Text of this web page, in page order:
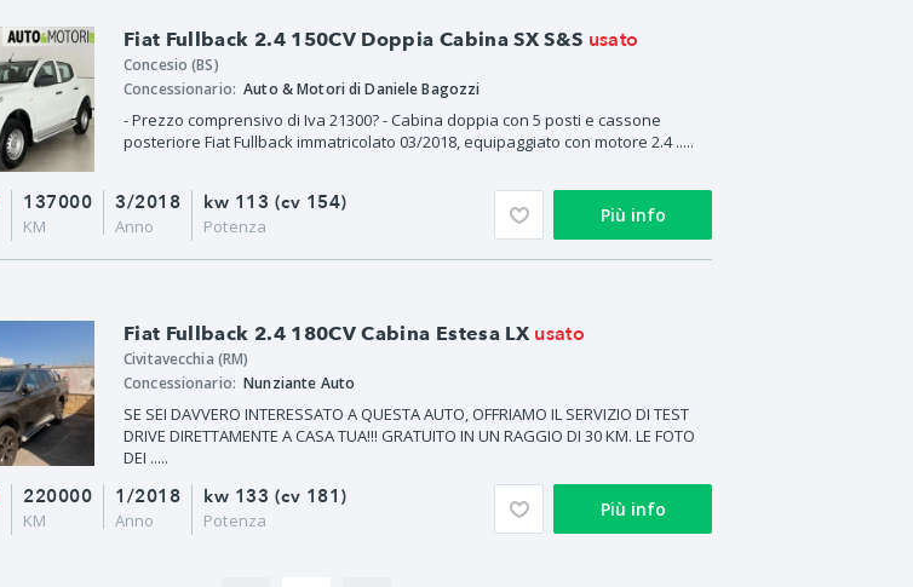
Fiat Fullback 2.4 150CV Doppia Cabina SX S&S usato
Concesio (BS)
Concessionario: Auto & Motori di Daniele Bagozzi
- Prezzo comprensivo di Iva 21300? - Cabina doppia con 5 posti e cassone
posteriore Fiat Fullback immatricolato 03/2018, equipaggiato con motore 2.4 .....
3/2018
Anno
137000
KM
kw 113 (cv 154)
Potenza Più info
Fiat Fullback 2.4 180CV Cabina Estesa LX usato
Civitavecchia (RM)
Concessionario: Nunziante Auto
SE SEI DAVVERO INTERESSATO A QUESTA AUTO, OFFRIAMO IL SERVIZIO DI TEST
DRIVE DIRETTAMENTE A CASA TUA!!! GRATUITO IN UN RAGGIO DI 30 KM. LE FOTO
DEI .....
1/2018
Anno
220000
KM
kw 133 (cv 181)
Potenza Più info